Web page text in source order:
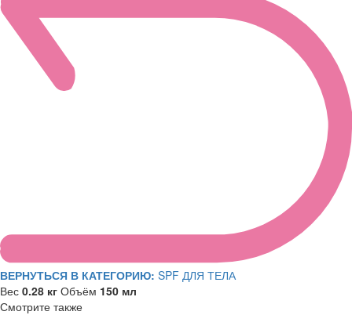
ВЕРНУТЬСЯ В КАТЕГОРИЮ: SPF ДЛЯ ТЕЛА
Вес 0.28 кг Объём 150 мл
Смотрите также